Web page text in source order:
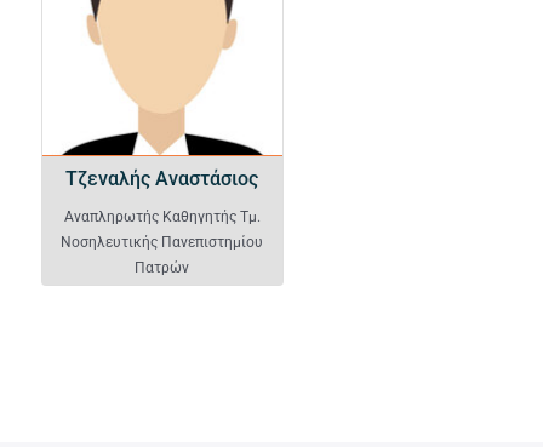
Τζεναλής Αναστάσιος
Αναπληρωτής Καθηγητής Τμ.
Νοσηλευτικής Πανεπιστημίου
Πατρών